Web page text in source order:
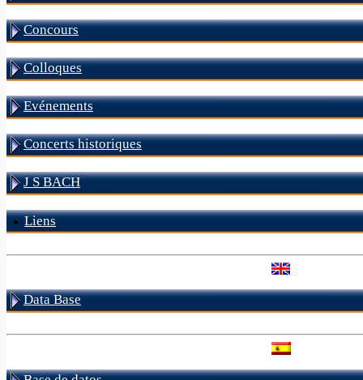
Concours
Colloques
Evénements
Concerts historiques
J S BACH
Liens
Data Base